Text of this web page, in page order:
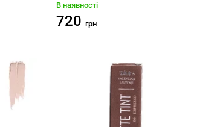
В наявності
720 грн